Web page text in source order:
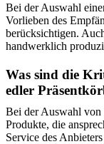
Bei der Auswahl
Vorlieben des
berücksichtigen.
handwerklich
Was sind die
edler
Bei der Auswahl von
Produkte, die
Service des